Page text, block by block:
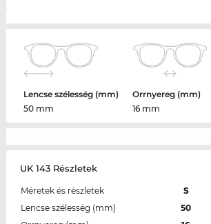
Lencse szélesség (mm)
50 mm
Orrnyereg (mm)
16 mm
UK 143 Részletek
Méretek és részletek
S
Lencse szélesség (mm)
50